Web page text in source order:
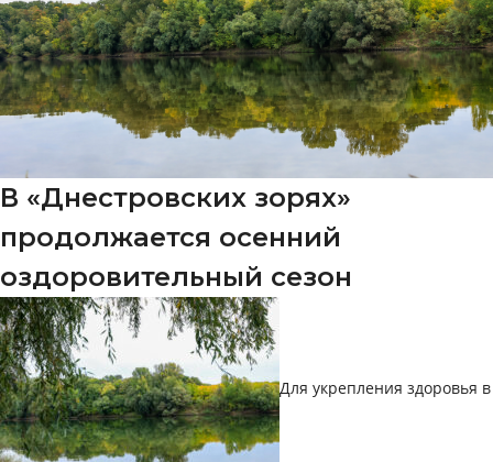
В «Днестровских зорях»
продолжается осенний
оздоровительный сезон
Для укрепления здоровья в